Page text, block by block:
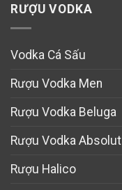
RƯỢU VODKA
Vodka Cá Sấu
Rượu Vodka Men
Rượu Vodka Beluga
Rượu Vodka Absolut
Rượu Halico